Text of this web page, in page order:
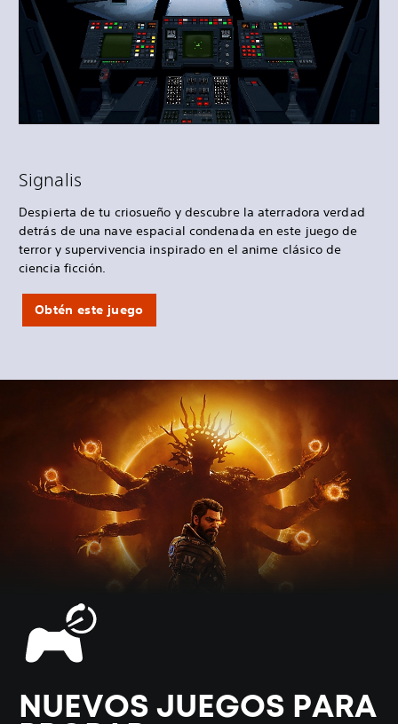
Signalis
Despierta de tu criosueño y descubre la aterradora verdad
detrás de una nave espacial condenada en este juego de
terror y supervivencia inspirado en el anime clásico de
ciencia ficción.
Obtén este juego
NUEVOS JUEGOS PARA